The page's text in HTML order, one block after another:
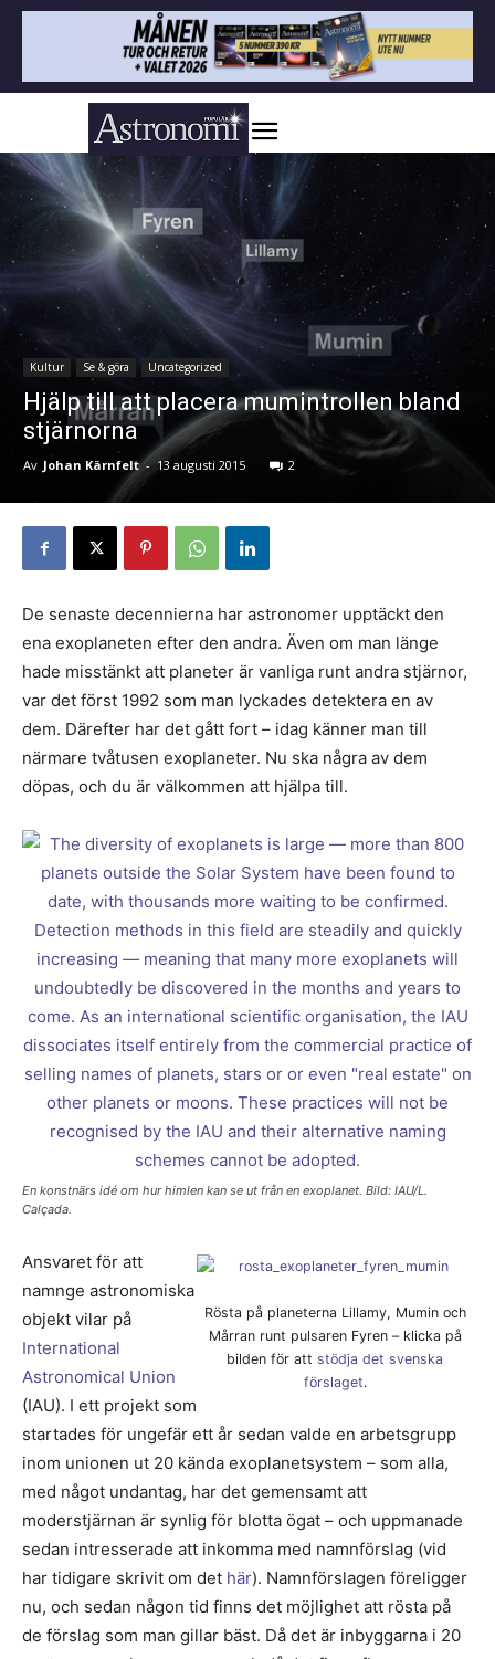
Kultur Se & göra Uncategorized
Hjälp till att placera mumintrollen bland
stjärnorna
Av Johan Kärnfelt - 13 augusti 2015 2
De senaste decennierna har astronomer upptäckt den
ena exoplaneten efter den andra. Även om man länge
hade misstänkt att planeter är vanliga runt andra stjärnor,
var det först 1992 som man lyckades detektera en av
dem. Därefter har det gått fort – idag känner man till
närmare tvåtusen exoplaneter. Nu ska några av dem
döpas, och du är välkommen att hjälpa till.
En konstnärs idé om hur himlen kan se ut från en exoplanet. Bild: IAU/L.
Calçada.
Rösta på planeterna Lillamy, Mumin och
Mårran runt pulsaren Fyren – klicka på
bilden för att stödja det svenska
förslaget.
Ansvaret för att
namnge astronomiska
objekt vilar på
International
Astronomical Union
(IAU). I ett projekt som
startades för ungefär ett år sedan valde en arbetsgrupp
inom unionen ut 20 kända exoplanetsystem – som alla,
med något undantag, har det gemensamt att
moderstjärnan är synlig för blotta ögat – och uppmanade
sedan intresserade att inkomma med namnförslag (vid
har tidigare skrivit om det här). Namnförslagen föreligger
nu, och sedan någon tid finns det möjlighet att rösta på
de förslag som man gillar bäst. Då det är inbyggarna i 20